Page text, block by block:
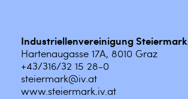
Industriellenvereinigung Steiermark
Hartenaugasse 17A, 8010 Graz
+43/316/32 15 28-0
steiermark@iv.at
www.steiermark.iv.at